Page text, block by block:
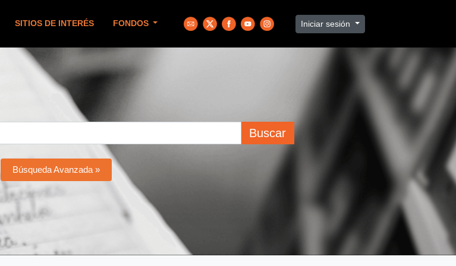
SITIOS DE INTERÉS FONDOS Iniciar sesión
Buscar
Búsqueda Avanzada »